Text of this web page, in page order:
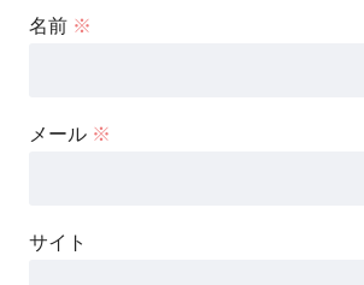
名前 ※
メール ※
サイト